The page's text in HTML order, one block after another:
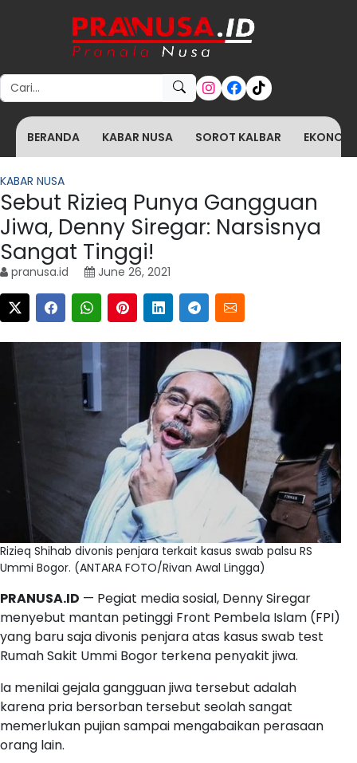
Search for:
BERANDA KABAR NUSA SOROT KALBAR
KABAR NUSA
Sebut Rizieq Punya Gangguan
Jiwa, Denny Siregar: Narsisnya
Sangat Tinggi!
pranusa.id June 26, 2021
Rizieq Shihab divonis penjara terkait kasus swab palsu RS
Ummi Bogor. (ANTARA FOTO/Rivan Awal Lingga)
PRANUSA.ID — Pegiat media sosial, Denny Siregar
menyebut mantan petinggi Front Pembela Islam (FPI)
yang baru saja divonis penjara atas kasus swab test
Rumah Sakit Ummi Bogor terkena penyakit jiwa.
Ia menilai gejala gangguan jiwa tersebut adalah
karena pria bersorban tersebut seolah sangat
memerlukan pujian sampai mengabaikan perasaan
orang lain.